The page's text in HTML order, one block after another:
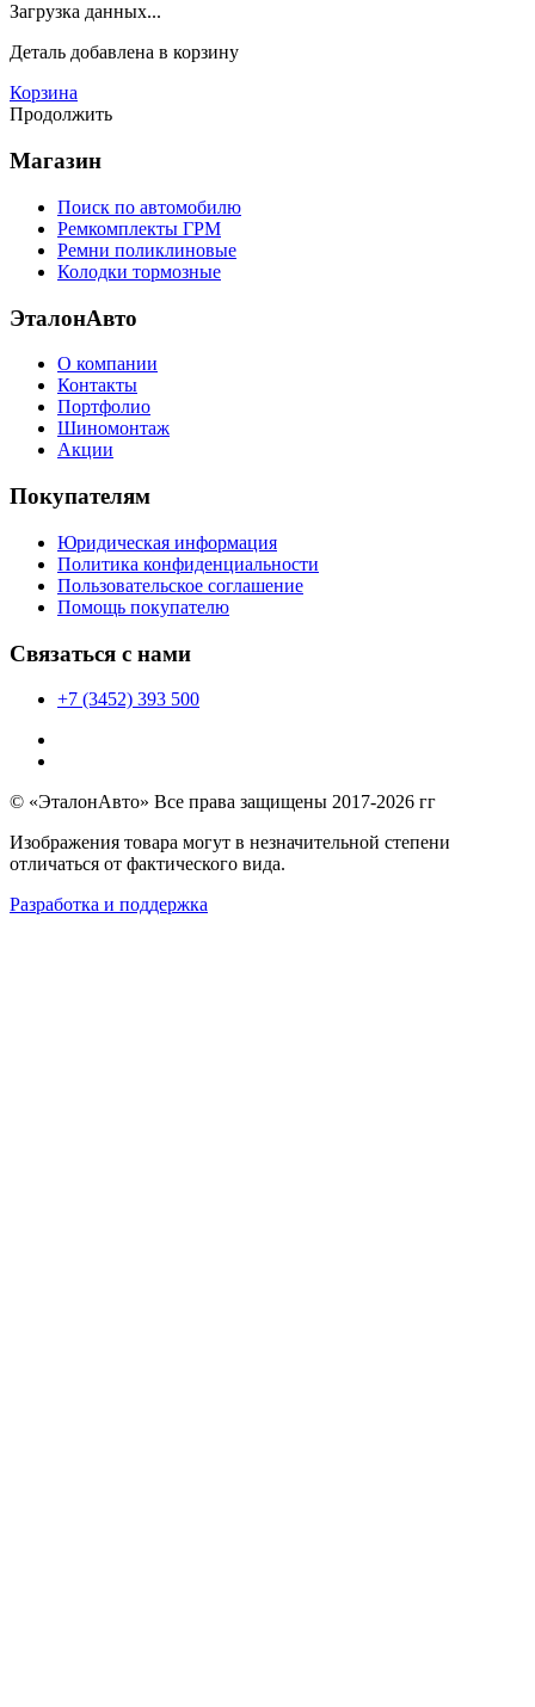
Загрузка данных...
Деталь добавлена в корзину
Корзина
Продолжить
Магазин
Поиск по автомобилю
Ремкомплекты ГРМ
Ремни поликлиновые
Колодки тормозные
ЭталонАвто
О компании
Контакты
Портфолио
Шиномонтаж
Акции
Покупателям
Юридическая информация
Политика конфиденциальности
Пользовательское соглашение
Помощь покупателю
Связаться с нами
+7 (3452) 393 500
© «ЭталонАвто» Все права защищены 2017-2026 гг
Изображения товара могут в незначительной степени
отличаться от фактического вида.
Разработка и поддержка